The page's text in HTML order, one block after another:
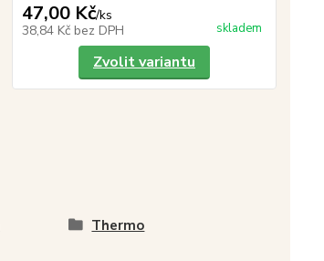
47,00 Kč/ks
38,84 Kč bez DPH skladem
Zvolit variantu
Thermo